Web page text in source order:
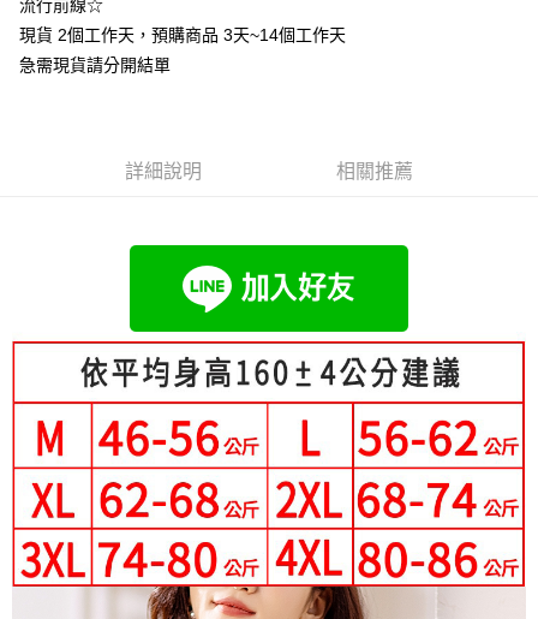
大哥付你分期
2.付款方式選擇「大哥付你分期」，訂單成立後會自動跳轉到大哥付的交易
4.訂單成立30分鐘內，如未前往確認交易或遇審核未通過，訂單將自動取
消。如遇「轉專審核」未通過狀況，表示未達大哥付你分期系統評分，恕無
1.分期款項不併入電信帳單，「大哥付你分期」於每月結算日後寄送繳費提
醒簡訊。
2.透過簡訊連結打開帳單後，可選擇「超商條碼／台灣大直營門市／銀行轉
帳／街口支付／iPASS MONEY」等通路繳費。
【注意事項】
1.本服務係由「台灣大哥大股份有限公司」（以下簡稱本公司）所提供，讓
用戶於交易時，得透過本服務購買商品或服務，並由商店將買賣／分期付款
買賣價金債權讓與本公司後，依約使用本公司帳單繳交帳款。
2.基於同意付款使用「大哥付你分期」之契約關係目的，商店將以您的個人
資料（包含姓名、電話或地址）提供予台灣大哥大進項蒐集、處理及利用，
由本公司與您本人進行分期帳單所需資料之確認、核對及更正。
3.完整用戶服務條款，請詳閱以下連結：
https://oppay.tw/userRule
１．簡單：不需註冊會員、不需綁卡、不需儲值。
２．便利：只要手機號碼，簡訊認證，即可結帳。
３．安心：先確認商品／服務後，再付款。
【「AFTEE先享後付」結帳流程】
１．於結帳方式選擇「AFTEE先享後付」後，將跳轉至「AFTEE先享後付」
結帳頁面，進行簡訊認證並確認金額後，即可完成結帳。
３．收到繳費通知簡訊後14天內，點擊此簡訊中的連結，可透過四大超商／
ATM／網路銀行／等多元方式進行付款，方視為交易完成。
※ 請注意：結帳手續完成當下不需立刻繳費，但若您需要取消訂單，請聯絡
購買商品的店家。未經商家同意取消之訂單仍視為有效，需透過AFTEE先享
後付繳納相關費用。
※ 交易是否成功請以「AFTEE先享後付 」之結帳頁面顯示為準，若有關於
是否繳費成功／繳費後需取消欲退款等相關疑問，請聯繫「AFTEE先享後付
客戶支援中心」https://netprotections.freshdesk.com/support/home
「Hami Point」為中華電信所提供之點數服務，可於會員專區綁定中華電信
會員帳號後，即可在購物車使用 Hami Point 折抵消費金額 (1點等於1元)。
運送方式
全家付款取貨
每筆NT$80，滿NT$699(含以上)免運費
付款後全家取貨
每筆NT$80，滿NT$699(含以上)免運費
付款後萊爾富取貨
每筆NT$80，滿NT$699(含以上)免運費
流行前線☆
現貨 2個工作天，預購商品 3天~14個工作天
急需現貨請分開結單
詳細說明 相關推薦